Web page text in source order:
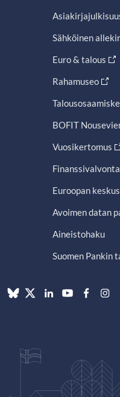
Sähköinen
Euro & talous
Rahamuseo
BOFIT
Vuosikertomus
Finanssivalvonta
Euroopan
Avoimen datan
Aineistohaku
Suomen Pankin